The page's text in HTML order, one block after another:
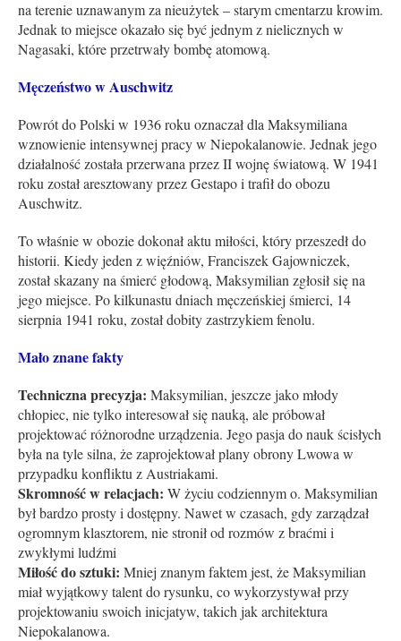
na terenie uznawanym za nieużytek – starym cmentarzu krowim.
Jednak to miejsce okazało się być jednym z nielicznych w
Nagasaki, które przetrwały bombę atomową.
Męczeństwo w Auschwitz
Powrót do Polski w 1936 roku oznaczał dla Maksymiliana
wznowienie intensywnej pracy w Niepokalanowie. Jednak jego
działalność została przerwana przez II wojnę światową. W 1941
roku został aresztowany przez Gestapo i trafił do obozu
Auschwitz.
To właśnie w obozie dokonał aktu miłości, który przeszedł do
historii. Kiedy jeden z więźniów, Franciszek Gajowniczek,
został skazany na śmierć głodową, Maksymilian zgłosił się na
jego miejsce. Po kilkunastu dniach męczeńskiej śmierci, 14
sierpnia 1941 roku, został dobity zastrzykiem fenolu.
Mało znane fakty
Techniczna precyzja: Maksymilian, jeszcze jako młody
chłopiec, nie tylko interesował się nauką, ale próbował
projektować różnorodne urządzenia. Jego pasja do nauk ścisłych
była na tyle silna, że zaprojektował plany obrony Lwowa w
przypadku konfliktu z Austriakami.
Skromność w relacjach: W życiu codziennym o. Maksymilian
był bardzo prosty i dostępny. Nawet w czasach, gdy zarządzał
ogromnym klasztorem, nie stronił od rozmów z braćmi i
zwykłymi ludźmi
Miłość do sztuki: Mniej znanym faktem jest, że Maksymilian
miał wyjątkowy talent do rysunku, co wykorzystywał przy
projektowaniu swoich inicjatyw, takich jak architektura
Niepokalanowa.